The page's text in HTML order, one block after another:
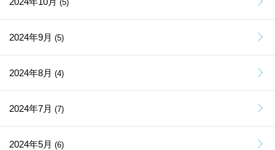
(5)
2024年9月 (5)
2024年8月 (4)
2024年7月 (7)
2024年5月 (6)